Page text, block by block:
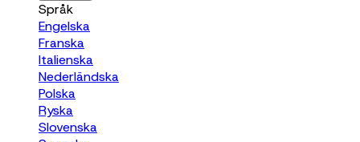
Språk
Engelska
Franska
Italienska
Nederländska
Polska
Ryska
Slovenska